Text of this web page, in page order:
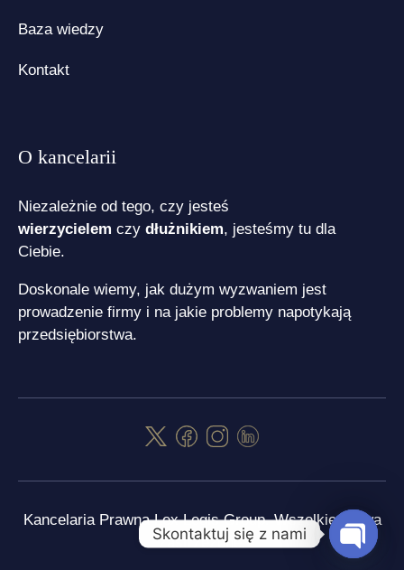
Baza wiedzy
Kontakt
O kancelarii
Niezależnie od tego, czy jesteś
wierzycielem czy dłużnikiem, jesteśmy tu dla
Ciebie.
Doskonale wiemy, jak dużym wyzwaniem jest
prowadzenie firmy i na jakie problemy napotykają
przedsiębiorstwa.
Kancelaria Prawna Lex Legis Group. Wszelkie prawa
zastrzeżone.
Skontaktuj się z nami